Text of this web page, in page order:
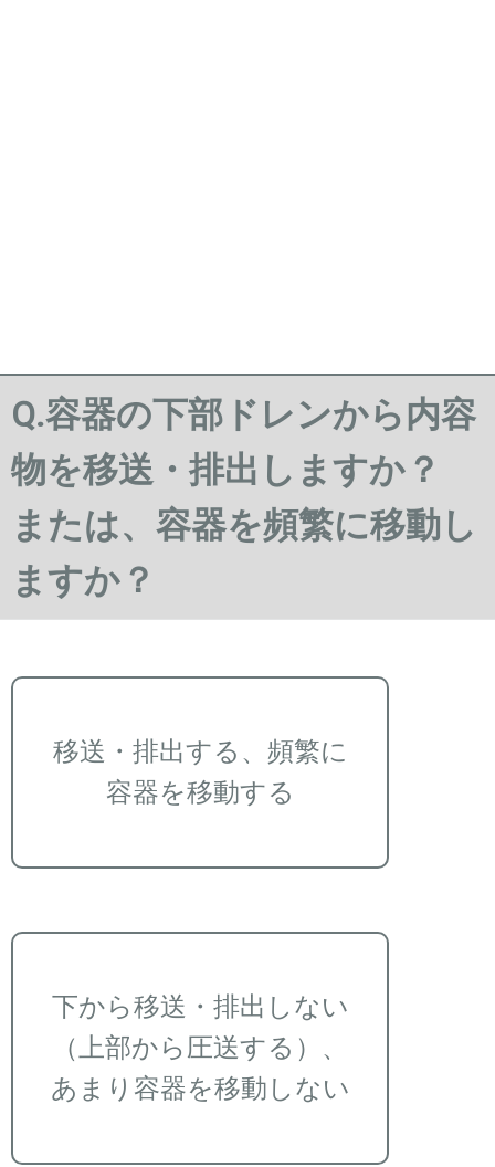
Q.容器の下部ドレンから内容
物を移送・排出しますか？
または、容器を頻繁に移動し
ますか？
移送・排出する、頻繁に
容器を移動する
下から移送・排出しない
（上部から圧送する）、
あまり容器を移動しない